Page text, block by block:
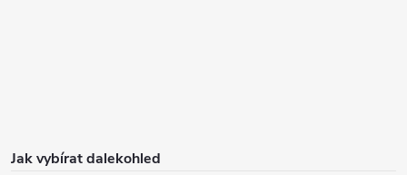
Jak vybírat dalekohled